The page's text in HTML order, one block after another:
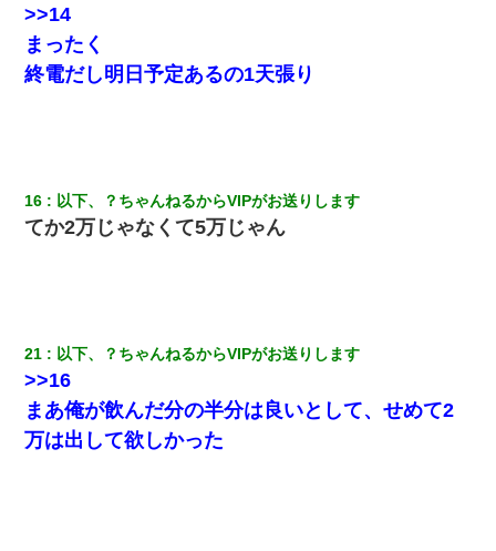
>>14
まったく
終電だし明日予定あるの1天張り
16 以下、？ちゃんねるからVIPがお送りします
てか2万じゃなくて5万じゃん
21 以下、？ちゃんねるからVIPがお送りします
>>16
まあ俺が飲んだ分の半分は良いとして、せめて2
万は出して欲しかった